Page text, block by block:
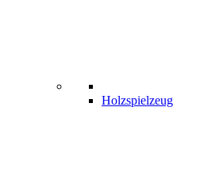
Holzspielzeug